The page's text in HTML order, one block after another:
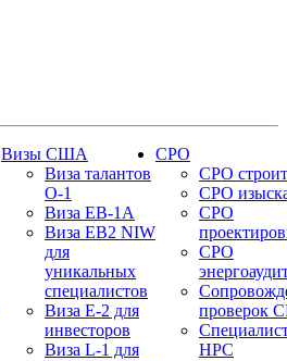
Визы США
Виза талантов
О-1
Виза EB-1A
Виза EB2 NIW
для
уникальных
специалистов
Виза E-2 для
инвесторов
Виза L-1 для
СРО
СРО
СРО
СРО
СРО
проверок
НРС